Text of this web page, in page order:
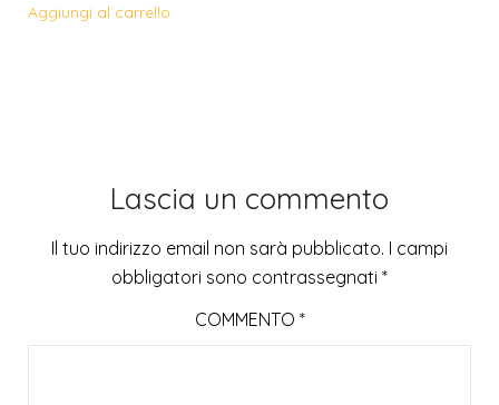
Aggiungi al carrello
Lascia un commento
Il tuo indirizzo email non sarà pubblicato. I campi
obbligatori sono contrassegnati *
COMMENTO *